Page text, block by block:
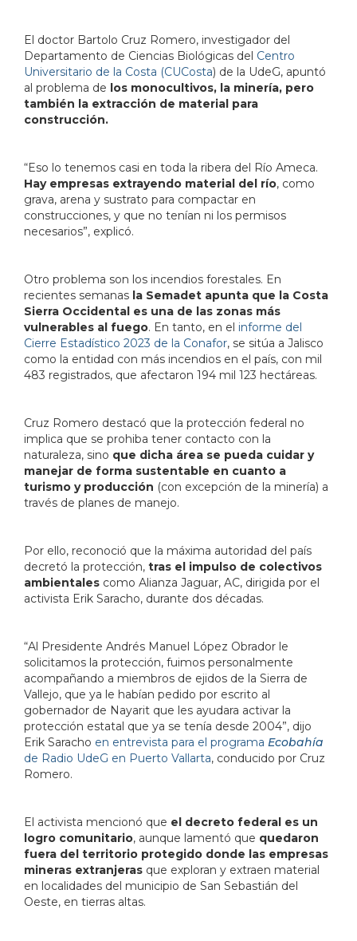
El doctor Bartolo Cruz Romero, investigador del
Departamento de Ciencias Biológicas del Centro
Universitario de la Costa (CUCosta) de la UdeG, apuntó
al problema de los monocultivos, la minería, pero
también la extracción de material para
construcción.
“Eso lo tenemos casi en toda la ribera del Río Ameca.
Hay empresas extrayendo material del río, como
grava, arena y sustrato para compactar en
construcciones, y que no tenían ni los permisos
necesarios”, explicó.
Otro problema son los incendios forestales. En
recientes semanas la Semadet apunta que la Costa
Sierra Occidental es una de las zonas más
vulnerables al fuego. En tanto, en el informe del
Cierre Estadístico 2023 de la Conafor, se sitúa a Jalisco
como la entidad con más incendios en el país, con mil
483 registrados, que afectaron 194 mil 123 hectáreas.
Cruz Romero destacó que la protección federal no
implica que se prohiba tener contacto con la
naturaleza, sino que dicha área se pueda cuidar y
manejar de forma sustentable en cuanto a
turismo y producción (con excepción de la minería) a
través de planes de manejo.
Por ello, reconoció que la máxima autoridad del país
decretó la protección, tras el impulso de colectivos
ambientales como Alianza Jaguar, AC, dirigida por el
activista Erik Saracho, durante dos décadas.
“Al Presidente Andrés Manuel López Obrador le
solicitamos la protección, fuimos personalmente
acompañando a miembros de ejidos de la Sierra de
Vallejo, que ya le habían pedido por escrito al
gobernador de Nayarit que les ayudara activar la
protección estatal que ya se tenía desde 2004”, dijo
Erik Saracho en entrevista para el programa Ecobahía
de Radio UdeG en Puerto Vallarta, conducido por Cruz
Romero.
El activista mencionó que el decreto federal es un
logro comunitario, aunque lamentó que quedaron
fuera del territorio protegido donde las empresas
mineras extranjeras que exploran y extraen material
en localidades del municipio de San Sebastián del
Oeste, en tierras altas.